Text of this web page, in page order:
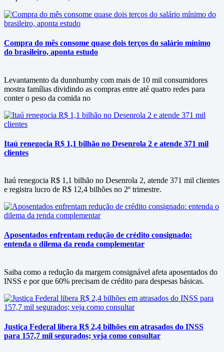
Compra do mês consome quase dois terços do salário mínimo
do brasileiro, aponta estudo
Levantamento da dunnhumby com mais de 10 mil consumidores
mostra famílias dividindo as compras entre até quatro redes para
conter o peso da comida no
Itaú renegocia R$ 1,1 bilhão no Desenrola 2 e atende 371 mil
clientes
Itaú renegocia R$ 1,1 bilhão no Desenrola 2, atende 371 mil clientes
e registra lucro de R$ 12,4 bilhões no 2º trimestre.
Aposentados enfrentam redução de crédito consignado:
entenda o dilema da renda complementar
Saiba como a redução da margem consignável afeta aposentados do
INSS e por que 60% precisam de crédito para despesas básicas.
Justiça Federal libera R$ 2,4 bilhões em atrasados do INSS
para 157,7 mil segurados; veja como consultar